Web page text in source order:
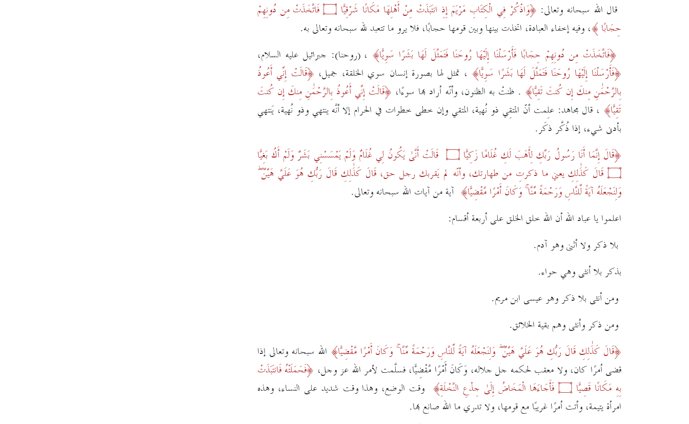
قال الله سبحانه وتعالى:
وَاذْكُرْ فِي الْكِتَابِ مَرْيَمَ إِذِ انتَبَذَتْ مِنْ أَهْلِهَا مَكَانًا شَرْقِيًّا ۝ فَاتَّخَذَتْ مِن دُونِهِمْ
حِجَابًا
، وفيه إخفاء العبادة، اتخذت بينها وبين قومها حجابًا، فلا يرو ما تتعبد لله سبحانه وتعالى به.
فَاتَّخَذَتْ مِن دُونِهِمْ حِجَابًا فَأَرْسَلْنَا إِلَيْهَا رُوحَنَا فَتَمَثَّلَ لَهَا بَشَرًا سَوِيًّا
، (روحنا): جبرائيل عليه السلام،
فَأَرْسَلْنَا إِلَيْهَا رُوحَنَا فَتَمَثَّلَ لَهَا بَشَرًا سَوِيًّا
، تمثل لها بصورة إنسان سوي الخلقة، جميل،
قَالَتْ إِنِّي أَعُوذُ
بِالرَّحْمَٰنِ مِنكَ إِن كُنتَ تَقِيًّا
. ظنتْ به الظنون، وأنّه أراد بها سوءًا،
قَالَتْ إِنِّي أَعُوذُ بِالرَّحْمَٰنِ مِنكَ إِن كُنتَ
تَقِيًّا
، قال مجاهد: علِمت أنّ المتقِي ذو نُهية، المتقي وإن خطى خطوات في الحرام إلا أنّه يَنتهي وذو نُهية، يَنتهي
بأدنى شيء، إذا ذُكّر ذَكَر.
قَالَ إِنَّمَا أَنَا رَسُولُ رَبِّكِ لِأَهَبَ لَكِ غُلَامًا زَكِيًّا ۝ قَالَتْ أَنَّىٰ يَكُونُ لِي غُلَامٌ وَلَمْ يَمْسَسْنِي بَشَرٌ وَلَمْ أَكُ بَغِيًّا
۝ قَالَ كَذَٰلِكِيعني ما ذكرتِ من طهارتك، وأنّه لم يَقربك رجل حق،قَالَ كَذَٰلِكِ قَالَ رَبُّكِ هُوَ عَلَيَّ هَيِّنٌ ۖ
وَلِنَجْعَلَهُ آيَةً لِّلنَّاسِ وَرَحْمَةً مِّنَّا ۚ وَكَانَ أَمْرًا مَّقْضِيًّا
آية من آيات الله سبحانه وتعالى.
اعلموا يا عباد الله أن الله خلق الخلق على أربعة أقسام:
بلا ذكر ولا أثنى وهو آدم.
بذكر بلا أنثى وهي حواء.
ومن أنثى بلا ذكر وهو عيسى ابن مريم.
ومن ذكر وأنثى وهم بقية الخلائق.
قَالَ كَذَٰلِكِ قَالَ رَبُّكِ هُوَ عَلَيَّ هَيِّنٌ ۖ وَلِنَجْعَلَهُ آيَةً لِّلنَّاسِ وَرَحْمَةً مِّنَّا ۚ وَكَانَ أَمْرًا مَّقْضِيًّا
الله سبحانه وتعالى إذا
قضى أمرًا كان، ولا معقب لحكمه جل جلاله، وَكَانَ أَمْرًا مَّقْضِيًّا، فسلَّمت لأمر الله عز وجل،
فَحَمَلَتْهُ فَانتَبَذَتْ
بِهِ مَكَانًا قَصِيًّا۝ فَأَجَاءَهَا الْمَخَاضُ إِلَىٰ جِذْعِ النَّخْلَةِ
وقت الوضع، وهذا وقت شديد على النساء، وهذه
امرأة يتيمة، وأتت أمرًا غريبًا مع قومها، ولا تدري ما الله صانع بها.